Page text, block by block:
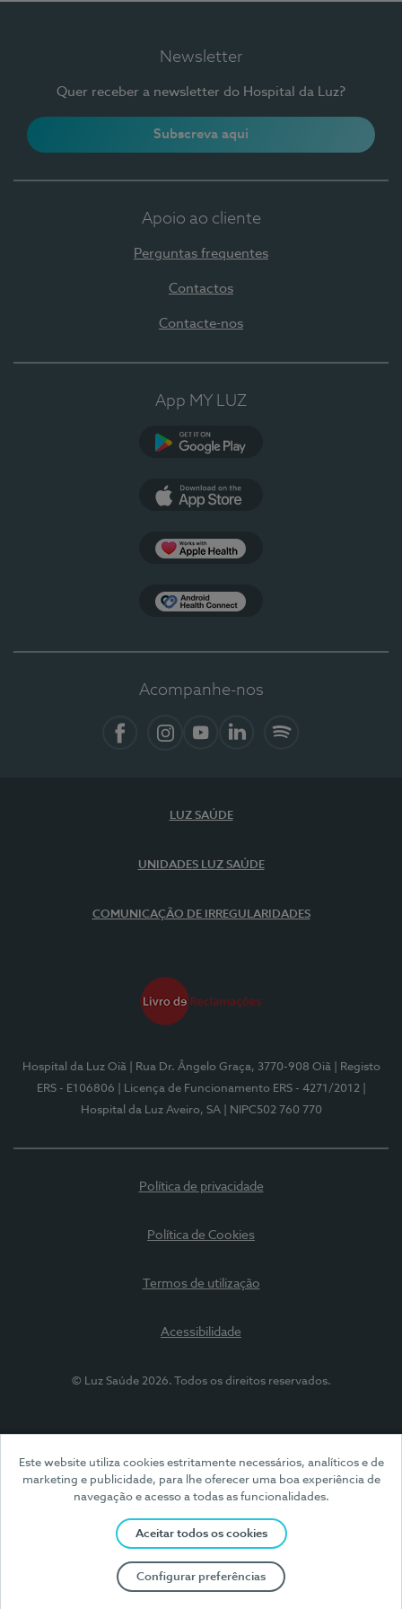
Este website utiliza cookies estritamente necessários, analíticos e de
marketing e publicidade, para lhe oferecer uma boa experiência de
navegação e acesso a todas as funcionalidades.
Aceitar todos os cookies
Configurar preferências
Newsletter
Quer receber a newsletter do Hospital da Luz?
Subscreva aqui
Apoio ao cliente
Perguntas frequentes
Contactos
Contacte-nos
App MY LUZ
Acompanhe-nos
LUZ SAÚDE
UNIDADES LUZ SAÚDE
COMUNICAÇÃO DE IRREGULARIDADES
Hospital da Luz Oiã | Rua Dr. Ângelo Graça, 3770-908 Oiã
| Registo
ERS - E106806
| Licença de Funcionamento ERS - 4271/2012
Hospital da Luz Aveiro, SA
| NIPC502 760 770
Política de privacidade
Política de Cookies
Termos de utilização
Acessibilidade
© Luz Saúde 2026. Todos os direitos reservados.